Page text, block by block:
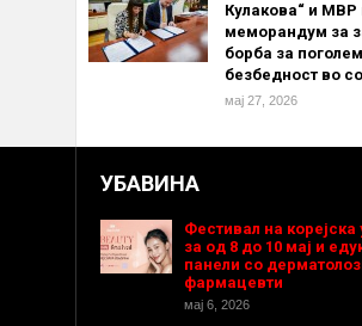
Кулакова“ и
меморандум за
борба за
безбедност во
мај 27, 2026
УБАВИНА
Фестивал на корејска
за од 8 до 10 мај и
панели со
фармацевти
мај 6, 2026